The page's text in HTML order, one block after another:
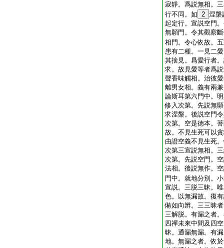
寂靜。爲説無相。
行不同。如 2 涅槃
起定行。宣説空門
無願門。令其觀察
相門。令心依故。
患有二種。一見二
其捨見。爲愛行者
求。故見愛等者爲
聲香味觸相。治彼
離男女相。義有兩
論斯耳第六門中。
修入次第。先説無
求涅槃。後説空門
次第。空是徳本。
故。不見生死可以
由證空義不見生死
次第三宣説無相。
次第。先説空門。
法相。後説無作。
門中。就地分別。
宣説。三脱三昧。
色。以無漏故。復
備如向辨。三三昧
三解脱。有漏之者
四禪未來中間及四
昧。通漏無漏。有
地。無漏之者。依